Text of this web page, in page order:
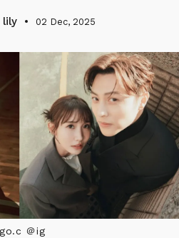
lily 02 Dec, 2025
＠ig